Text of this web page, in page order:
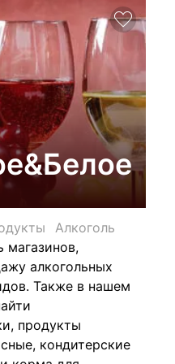
Алкоголь
магазинов,
алкогольных
Также в нашем
продукты
кондитерские